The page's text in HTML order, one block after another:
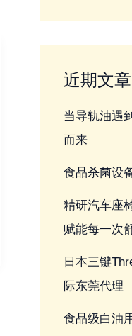
近期文章
当导轨油遇
而来
食品杀菌设
精研汽车座
赋能每一次
日本三键
际东莞代理
食品级白油